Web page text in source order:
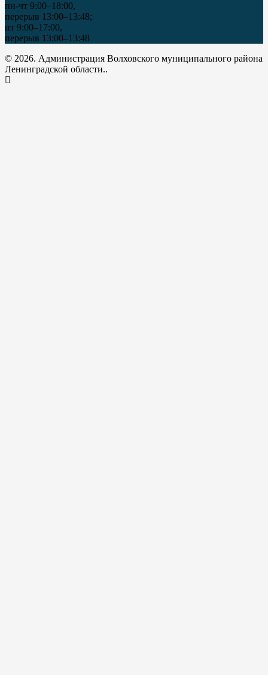
пн-чт 9:00–18:00,
перерыв 13:00–13:48;
пт 9:00–17:00,
перерыв 13:00–13:48
© 2026. Администрация Волховского муниципального района
Ленинградской области..